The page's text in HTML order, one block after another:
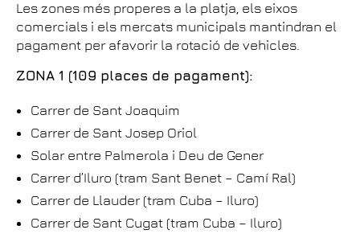
Les zones més properes a la platja, els eixos
comercials i els mercats municipals mantindran el
pagament per afavorir la rotació de vehicles.
ZONA 1 (109 places de pagament):
Carrer de Sant Joaquim
Carrer de Sant Josep Oriol
Solar entre Palmerola i Deu de Gener
Carrer d’Iluro (tram Sant Benet – Camí Ral)
Carrer de Llauder (tram Cuba – Iluro)
Carrer de Sant Cugat (tram Cuba – Iluro)